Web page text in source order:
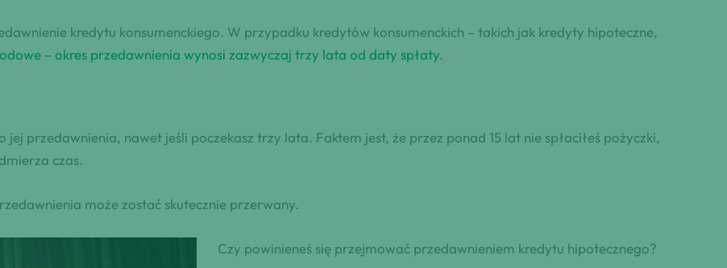
kredytu konsumenckiego. W przypadku kredytów konsumenckich – takich jak kredyty hipoteczne,
– okres przedawnienia wynosi zazwyczaj trzy lata od daty spłaty.
jej przedawnienia, nawet jeśli poczekasz trzy lata. Faktem jest, że przez ponad 15 lat nie spłaciłeś pożyczki,
czas.
może zostać skutecznie przerwany.
Czy powinieneś się przejmować przedawnieniem kredytu hipotecznego?